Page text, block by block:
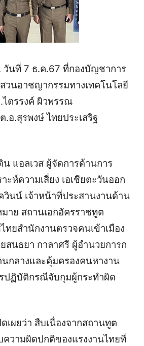
วันที่ 7 ธ.ค.67 ที่กองบัญชาการ
วนอาชญากรรมทางเทคโนโลยี
ตรรงค์ ผิวพรรณ
อ.สุรพงษ์ ไทยประเสริฐ
แอลเวส ผู้จัดการด้านการ
ะห์ความเสี่ยง เอเชียตะวันออก
วินน์ เจ้าหน้าที่ประสานงานด้าน
าย สถานเอกอัครราชทูต
ทยสำนักงานตรวจคนเข้าเมือง
นธยา กาลาศรี ผู้อำนวยการก
นกลางและคุ้มครองคนหางาน
ปฏิบัติกรณีจับกุมผู้กระทำผิด
เผยว่า สืบเนื่องจากสถานทูต
วามผิดปกติของแรงงานไทยที่